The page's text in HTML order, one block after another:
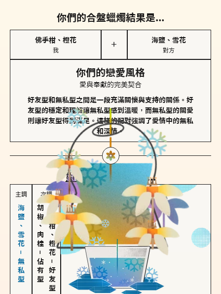
你們的合盤蠟燭結果是...
佛手柑、橙花
我
＋
海鹽、雪花
對方
你們的戀愛風格
愛與奉獻的完美契合
好友型和無私型之間是一段充滿關懷與支持的關係。好
友型的穩定和理解讓無私型感到溫暖，而無私型的關愛
則讓好友型得到滿足。這樣的配對強調了愛情中的無私
和深情。
對方的主調蠟燭是...
主調
海鹽、雪花－無私型
次調
胡椒、肉桂
－
佔有型
佛手柑、橙花
－
好友型